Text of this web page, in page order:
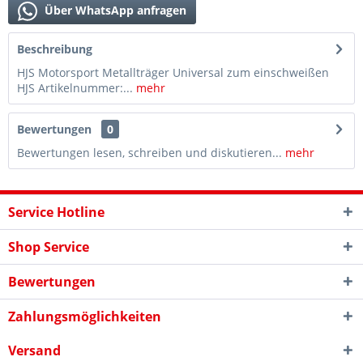
Über WhatsApp anfragen
Beschreibung
HJS Motorsport Metallträger Universal zum einschweißen
HJS Artikelnummer:... mehr
Bewertungen
0
Bewertungen lesen, schreiben und diskutieren... mehr
Service Hotline
Shop Service
Bewertungen
Zahlungsmöglichkeiten
Versand